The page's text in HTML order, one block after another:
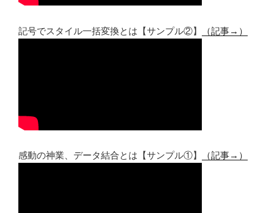
記号でスタイル一括変換とは【サンプル②】 （記事→）
感動の神業、データ結合とは【サンプル①】 （記事→）